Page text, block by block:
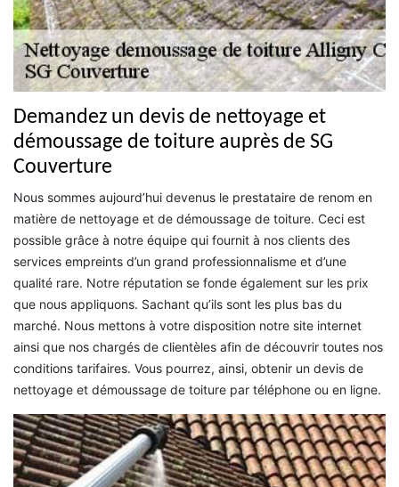
Demandez un devis de nettoyage et
démoussage de toiture auprès de SG
Couverture
Nous sommes aujourd’hui devenus le prestataire de renom en
matière de nettoyage et de démoussage de toiture. Ceci est
possible grâce à notre équipe qui fournit à nos clients des
services empreints d’un grand professionnalisme et d’une
qualité rare. Notre réputation se fonde également sur les prix
que nous appliquons. Sachant qu’ils sont les plus bas du
marché. Nous mettons à votre disposition notre site internet
ainsi que nos chargés de clientèles afin de découvrir toutes nos
conditions tarifaires. Vous pourrez, ainsi, obtenir un devis de
nettoyage et démoussage de toiture par téléphone ou en ligne.